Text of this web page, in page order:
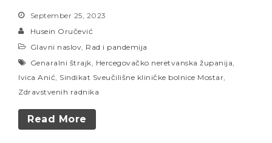
September 25, 2023
Husein Oručević
Glavni naslov Rad i pandemija
Genaralni štrajk Hercegovačko neretvanska županija
Ivica Anić Sindikat Sveučilišne kliničke bolnice Mostar
Zdravstvenih radnika
Read More